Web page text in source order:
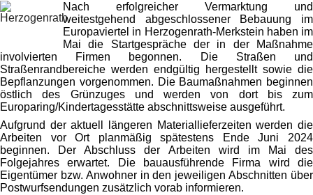
Nach erfolgreicher Vermarktung und
weitestgehend abgeschlossener Bebauung im
Europaviertel in Herzogenrath-Merkstein haben im
Mai die Startgespräche der in der Maßnahme
involvierten Firmen begonnen. Die Straßen und
Straßenrandbereiche werden endgültig hergestellt sowie die
Bepflanzungen vorgenommen. Die Baumaßnahmen beginnen
östlich des Grünzuges und werden von dort bis zum
Europaring/Kindertagesstätte abschnittsweise ausgeführt.
Aufgrund der aktuell längeren Materiallieferzeiten werden die
Arbeiten vor Ort planmäßig spätestens Ende Juni 2024
beginnen. Der Abschluss der Arbeiten wird im Mai des
Folgejahres erwartet. Die bauausführende Firma wird die
Eigentümer bzw. Anwohner in den jeweiligen Abschnitten über
Postwurfsendungen zusätzlich vorab informieren.